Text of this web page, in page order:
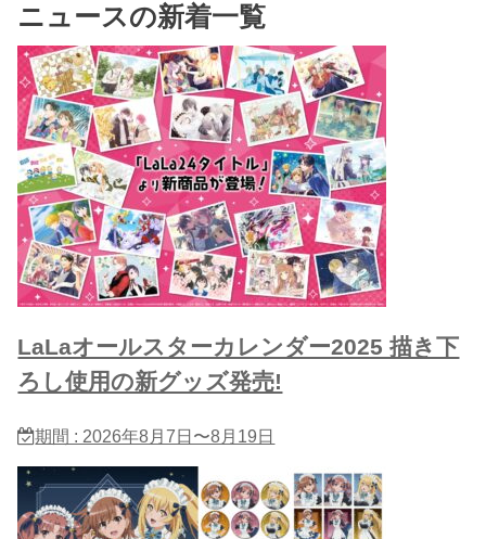
ニュースの新着一覧
LaLaオールスターカレンダー2025 描き下
ろし使用の新グッズ発売!
期間 : 2026年8月7日〜8月19日